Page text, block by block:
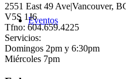
Eventos
2551 East 49 Ave|Vancouver,
V5S 1J6
Tfno: 604.659.4225
Servicios:
Domingos 2pm y 6:30pm
Miércoles 7pm